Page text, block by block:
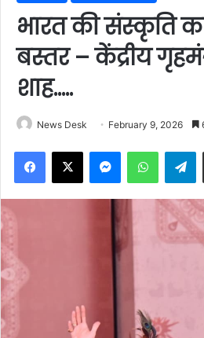
भारत की संस्कृति
बस्तर – केंद्रीय
शाह…..
News Desk February 9, 2026
Facebook
X Messenger